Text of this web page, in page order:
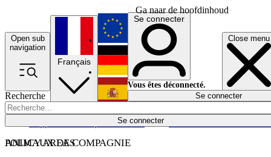
Ga naar de hoofdinhoud
Open sub
navigation
Close menu
Recherche
Se connecter
POLICY AREAS
Économie
Français
English
Deutsch
Español
Se connecter
Vous êtes déconnecté.
Se connecter
ANIMAUX DE COMPAGNIE